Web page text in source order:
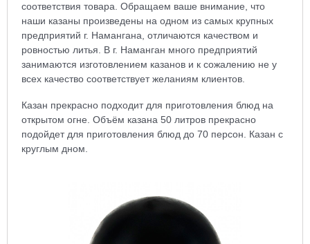
соответствия товара. Обращаем ваше внимание, что
наши казаны произведены на одном из самых крупных
предприятий г. Намангана, отличаются качеством и
ровностью литья. В г. Наманган много предприятий
занимаются изготовлением казанов и к сожалению не у
всех качество соответствует желаниям клиентов.
Казан прекрасно подходит для приготовления блюд на
открытом огне. Объём казана 50 литров прекрасно
подойдет для приготовления блюд до 70 персон. Казан с
круглым дном.